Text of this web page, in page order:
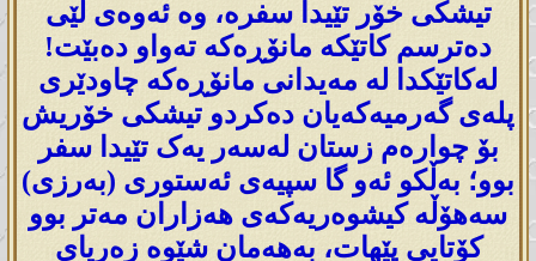
تیشکی خۆر تێیدا سفرە، وە ئەوەی لێی
دەترسم کاتێکە مانۆڕەکە تەواو دەبێت!
لەکاتێکدا لە مەیدانی مانۆڕەکە چاودێری
پلەی گەرمیەکەیان دەکردو تیشکی خۆریش
بۆ چوارەم زستان لەسەر یەک تێیدا سفر
بوو؛ بەڵکو ئەو گا سپیەی ئەستوری (بەرزی)
سەهۆڵە کیشوەریەکەی هەزاران مەتر بوو
کۆتایی پێهات، بەهەمان شێوە زەریای